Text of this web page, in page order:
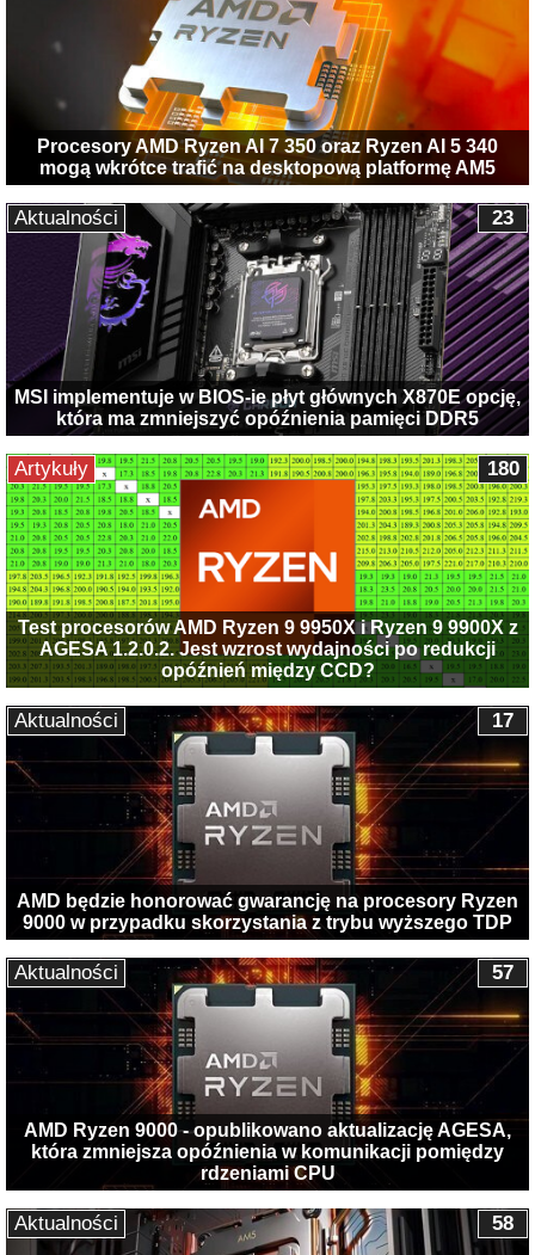
Procesory AMD Ryzen AI 7 350 oraz Ryzen AI 5 340
mogą wkrótce trafić na desktopową platformę AM5
MSI implementuje w BIOS-ie płyt głównych X870E opcję,
która ma zmniejszyć opóźnienia pamięci DDR5
23
Aktualności
Test procesorów AMD Ryzen 9 9950X i Ryzen 9 9900X z
AGESA 1.2.0.2. Jest wzrost wydajności po redukcji
opóźnień między CCD?
180
Artykuły
AMD będzie honorować gwarancję na procesory Ryzen
9000 w przypadku skorzystania z trybu wyższego TDP
17
Aktualności
AMD Ryzen 9000 - opublikowano aktualizację AGESA,
która zmniejsza opóźnienia w komunikacji pomiędzy
rdzeniami CPU
57
Aktualności
58
Aktualności